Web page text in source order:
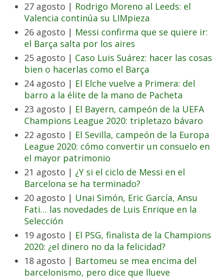
27 agosto | Rodrigo Moreno al Leeds: el
Valencia continúa su LIMpieza
26 agosto | Messi confirma que se quiere ir:
el Barça salta por los aires
25 agosto | Caso Luis Suárez: hacer las cosas
bien o hacerlas como el Barça
24 agosto | El Elche vuelve a Primera: del
barro a la élite de la mano de Pacheta
23 agosto | El Bayern, campeón de la UEFA
Champions League 2020: tripletazo bávaro
22 agosto | El Sevilla, campeón de la Europa
League 2020: cómo convertir un consuelo en
el mayor patrimonio
21 agosto | ¿Y si el ciclo de Messi en el
Barcelona se ha terminado?
20 agosto | Unai Simón, Eric García, Ansu
Fati… las novedades de Luis Enrique en la
Selección
19 agosto | El PSG, finalista de la Champions
2020: ¿el dinero no da la felicidad?
18 agosto | Bartomeu se mea encima del
barcelonismo, pero dice que llueve